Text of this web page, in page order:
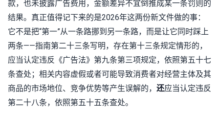
款，也未披露广告费用，金额差异不宜倒推成某一条罚则的
结果。真正值得记下来的是2026年这两份新文件做的事：
它不是把“第一”从一条路挪到另一条路，而是让它同时踩上
两条——指南第二十三条写明，存在第十三条规定情形的，
应当认定违反《广告法》第九条第三项规定，依照第五十七
条查处；相关内容虚假或者可能导致消费者对经营主体及其
商品的市场地位、竞争优势等产生误解的， 还应当认定违反
第二十八条，依照第五十五条查处。